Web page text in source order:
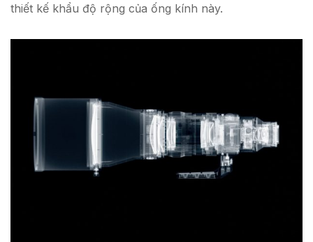
thiết kế khẩu độ rộng của ống kính này.